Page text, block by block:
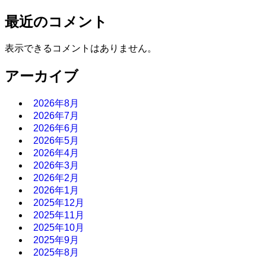
最近のコメント
表示できるコメントはありません。
アーカイブ
2026年8月
2026年7月
2026年6月
2026年5月
2026年4月
2026年3月
2026年2月
2026年1月
2025年12月
2025年11月
2025年10月
2025年9月
2025年8月